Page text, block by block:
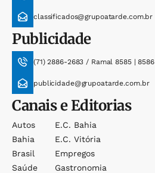
classificados@grupoatarde.com.br
Publicidade
(71) 2886-2683 / Ramal 8585 | 8586
publicidade@grupoatarde.com.br
Canais e Editorias
Autos
Bahia
Brasil
Saúde
E.c. Bahia
E.c. Vitória
Empregos
Gastronomia